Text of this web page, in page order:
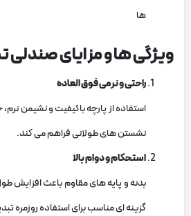
‌ها
ویژگی‌ ها و مزایای صندلی
راحتی و نرمی فوق‌ العاده
استفاده از پارچه باکیفیت و نشیمن
نشستن‌ های طولانی فراهم می ‌کند.
استحکام و دوام بالا
بدنه و پایه‌ های مقاوم باعث افزایش
گزینه ‌ای مناسب برای استفاده روزمره